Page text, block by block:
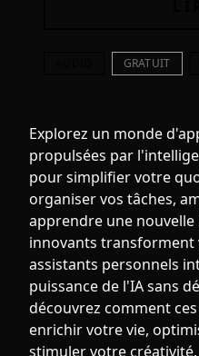
GRATUIT
Explorez un monde
propulsées par
pour simplifier votre
organiser vos tâches,
apprendre une nouvelle
innovants transforment
assistants personnels
puissance de l'IA sans
découvrez comment
enrichir votre vie,
stimuler votre créativité.